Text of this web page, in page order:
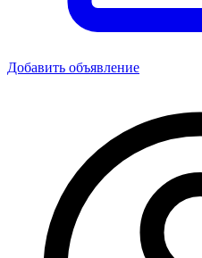
Добавить объявление